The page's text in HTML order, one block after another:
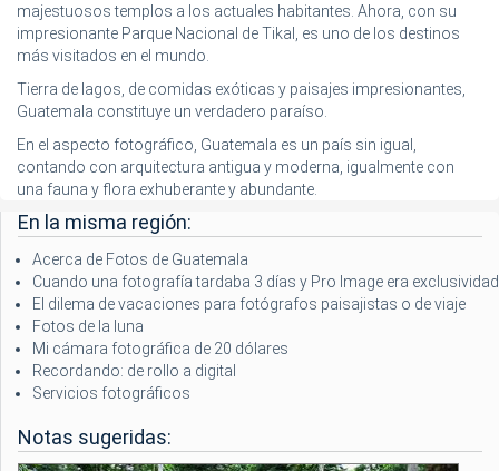
majestuosos templos a los actuales habitantes. Ahora, con su
impresionante Parque Nacional de Tikal, es uno de los destinos
más visitados en el mundo.
Tierra de lagos, de comidas exóticas y paisajes impresionantes,
Guatemala constituye un verdadero paraíso.
En el aspecto fotográfico, Guatemala es un país sin igual,
contando con arquitectura antigua y moderna, igualmente con
una fauna y flora exhuberante y abundante.
En la misma región:
Acerca de Fotos de Guatemala
Cuando una fotografía tardaba 3 días y Pro Image era exclusividad
El dilema de vacaciones para fotógrafos paisajistas o de viaje
Fotos de la luna
Mi cámara fotográfica de 20 dólares
Recordando: de rollo a digital
Servicios fotográficos
Notas sugeridas: